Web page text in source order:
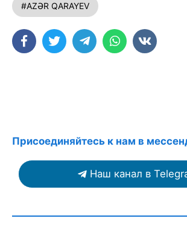
#AZƏR QARAYEV
Присоединяйтесь к нам в
Наш канал в